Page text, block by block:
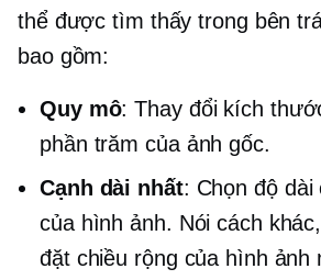
thể được tìm thấy trong bên
bao gồm:
Quy mô: Thay đổi kích
phần trăm của ảnh gốc.
Cạnh dài nhất: Chọn độ dài
của hình ảnh. Nói cách
đặt chiều rộng của hình ảnh